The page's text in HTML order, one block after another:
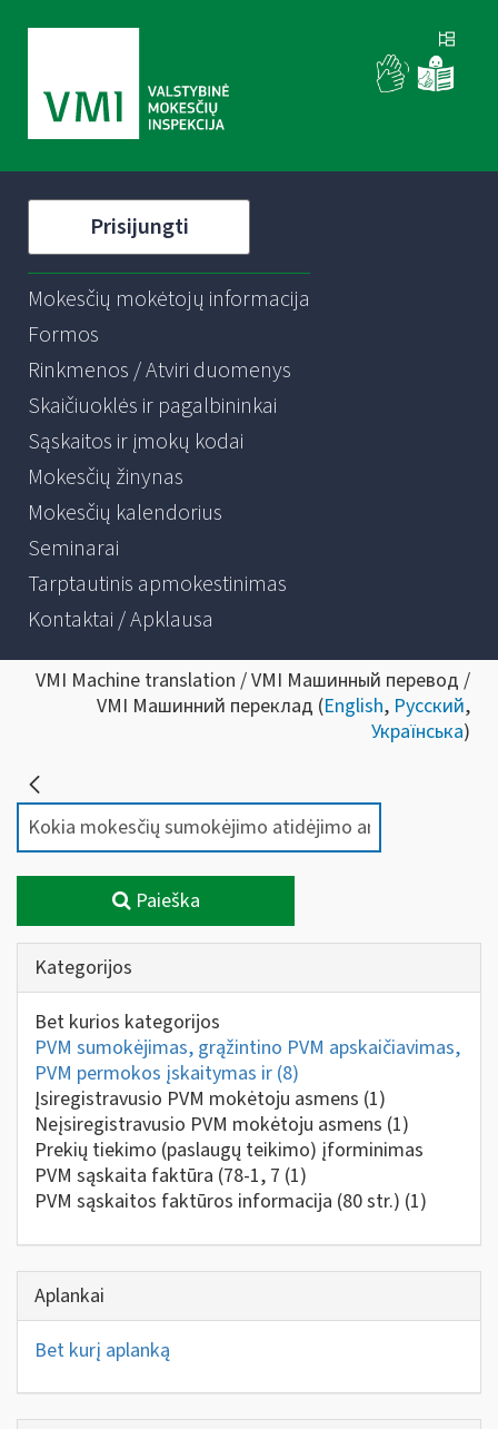
Prisijungti
Mokesčių mokėtojų informacija
Formos
Rinkmenos / Atviri duomenys
Skaičiuoklės ir pagalbininkai
Sąskaitos ir įmokų kodai
Mokesčių žinynas
Mokesčių kalendorius
Seminarai
Tarptautinis apmokestinimas
Kontaktai / Apklausa
VMI Machine translation / VMI Машинный перевод /
VMI Машинний переклад (English, Русский,
Українська)
Paieška
Kategorijos
Bet kurios kategorijos
PVM sumokėjimas, grąžintino PVM apskaičiavimas,
PVM permokos įskaitymas ir (8)
Įsiregistravusio PVM mokėtoju asmens (1)
Neįsiregistravusio PVM mokėtoju asmens (1)
Prekių tiekimo (paslaugų teikimo) įforminimas
PVM sąskaita faktūra (78-1, 7 (1)
PVM sąskaitos faktūros informacija (80 str.) (1)
Aplankai
Bet kurį aplanką